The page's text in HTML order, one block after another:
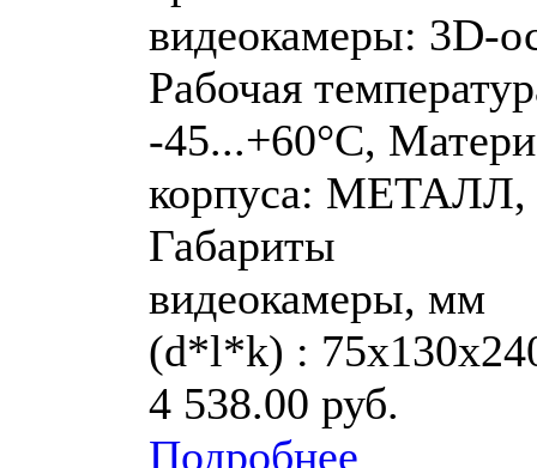
видеокамеры: 3D-
Рабочая
-45...+60°C,
корпуса: МЕТАЛЛ,
Габариты
видеокамеры, мм
(d*l*k) :
4 538.00 руб.
Подробнее